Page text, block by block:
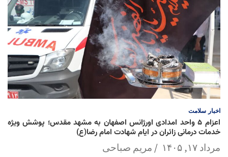
اخبار سلامت
اعزام ۵ واحد امدادی اورژانس اصفهان به مشهد مقدس؛ پوشش ویژه
خدمات درمانی زائران در ایام شهادت امام رضا(ع)
مرداد ۱۷, ۱۴۰۵ مریم صباحی